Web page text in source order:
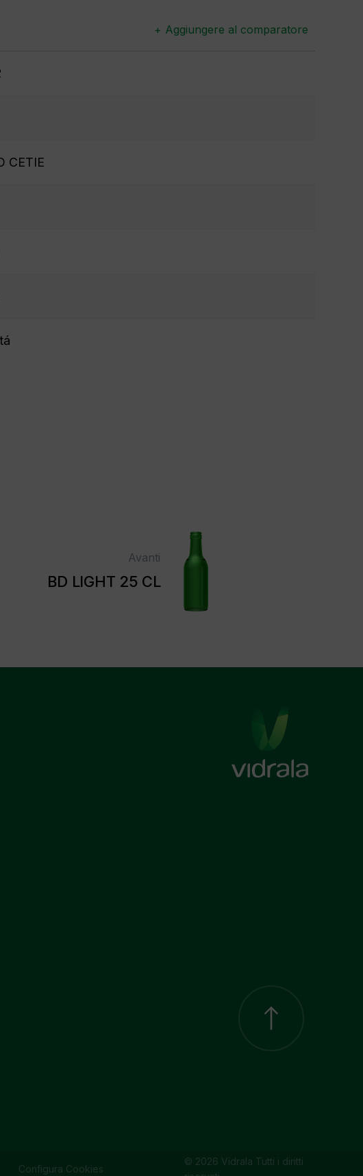
+ Aggiungere al comparatore
CETIE
Avanti
BD LIGHT 25 CL
Configura Cookies
© 2026 Vidrala Tutti i diritti